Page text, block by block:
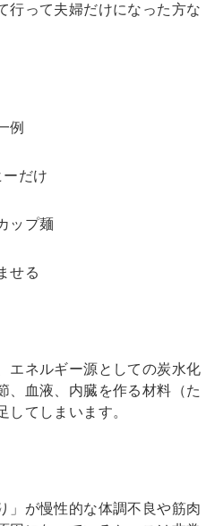
行って夫婦だけになった方な
例
だけ
ップ麺
せる
エネルギー源としての炭水化
、血液、内臓を作る材料（た
してしまいます。
」が慢性的な体調不良や筋肉